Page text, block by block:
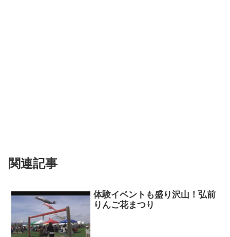
関連記事
体験イベントも盛り沢山！弘前
りんご花まつり